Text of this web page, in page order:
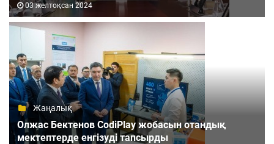
03 желтоқсан 2024
Жаңалық
Олжас Бектенов CodiPlay жобасын отандық
мектептерде енгізуді тапсырды